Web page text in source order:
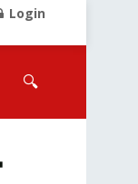
Login
🔍